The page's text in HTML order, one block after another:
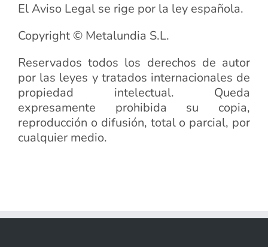
El Aviso Legal se rige por la ley española.
Copyright © Metalundia S.L.
Reservados todos los derechos de autor
por las leyes y tratados internacionales de
propiedad intelectual. Queda
expresamente prohibida su copia,
reproducción o difusión, total o parcial, por
cualquier medio.